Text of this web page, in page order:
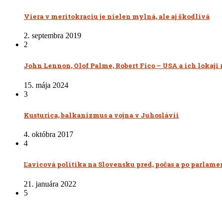
Viera v meritokraciu je nielen mylná, ale aj škodlivá
2. septembra 2019
2
John Lennon, Olof Palme, Robert Fico – USA a ich
15. mája 2024
3
Kusturica, balkanizmus a vojna v Juhoslávii
4. októbra 2017
4
Ľavicová politika na Slovensku pred, počas a po
21. januára 2022
5